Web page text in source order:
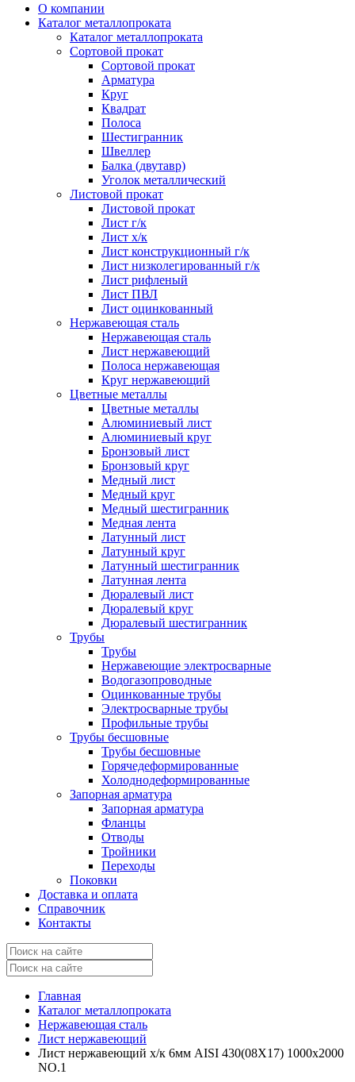
О компании
Каталог металлопроката
Каталог металлопроката
Сортовой прокат
Сортовой прокат
Арматура
Круг
Квадрат
Полоса
Шестигранник
Швеллер
Балка (двутавр)
Уголок металлический
Листовой прокат
Листовой прокат
Лист г/к
Лист х/к
Лист конструкционный г/к
Лист низколегированный г/к
Лист рифленый
Лист ПВЛ
Лист оцинкованный
Нержавеющая сталь
Нержавеющая сталь
Лист нержавеющий
Полоса нержавеющая
Круг нержавеющий
Цветные металлы
Цветные металлы
Алюминиевый лист
Алюминиевый круг
Бронзовый лист
Бронзовый круг
Медный лист
Медный круг
Медный шестигранник
Медная лента
Латунный лист
Латунный круг
Латунный шестигранник
Латунная лента
Дюралевый лист
Дюралевый круг
Дюралевый шестигранник
Трубы
Трубы
Нержавеющие электросварные
Водогазопроводные
Оцинкованные трубы
Электросварные трубы
Профильные трубы
Трубы бесшовные
Трубы бесшовные
Горячедеформированные
Холоднодеформированные
Запорная арматура
Запорная арматура
Фланцы
Отводы
Тройники
Переходы
Поковки
Доставка и оплата
Справочник
Контакты
Главная
Каталог металлопроката
Нержавеющая сталь
Лист нержавеющий
Лист нержавеющий х/к 6мм AISI 430(08X17) 1000х2000
NO.1